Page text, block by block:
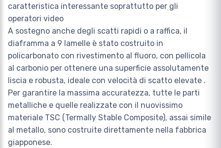
caratteristica interessante soprattutto per gli
operatori video
A sostegno anche degli scatti rapidi o a raffica, il
diaframma a 9 lamelle è stato costruito in
policarbonato con rivestimento al fluoro, con pellicola
al carbonio per ottenere una superficie assolutamente
liscia e robusta, ideale con velocità di scatto elevate .
Per garantire la massima accuratezza, tutte le parti
metalliche e quelle realizzate con il nuovissimo
materiale TSC (Termally Stable Composite), assai simile
al metallo, sono costruite direttamente nella fabbrica
giapponese.